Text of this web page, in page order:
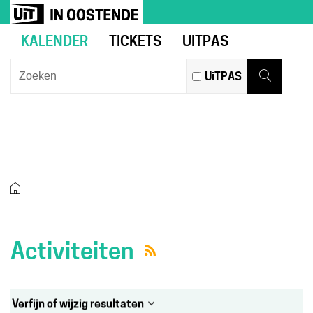
inhoud
naar
verfijn
UiT
inKALENDER TICKETS UITPAS
Wat
UiTPAS
Zoeken
Startpagina
Activiteiten
Verfijn of wijzig resultaten